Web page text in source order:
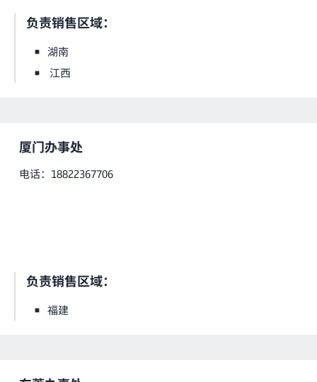
负责销售区域：
湖南
江西
厦门办事处
电话：18822367706
负责销售区域：
福建